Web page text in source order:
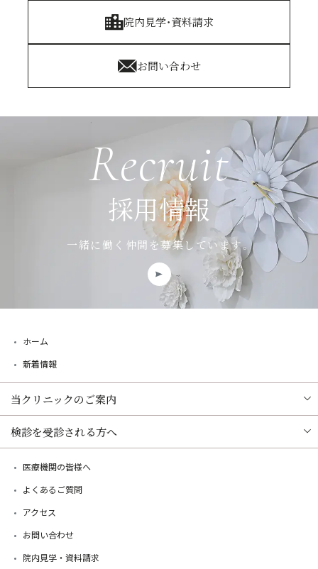
院内見学・資料請求
お問い合わせ
Recruit
採用情報
一緒に働く仲間を募集しています。
ホーム
新着情報
当クリニックのご案内
検診を受診される方へ
医療機関の皆様へ
よくあるご質問
アクセス
お問い合わせ
院内見学・資料請求